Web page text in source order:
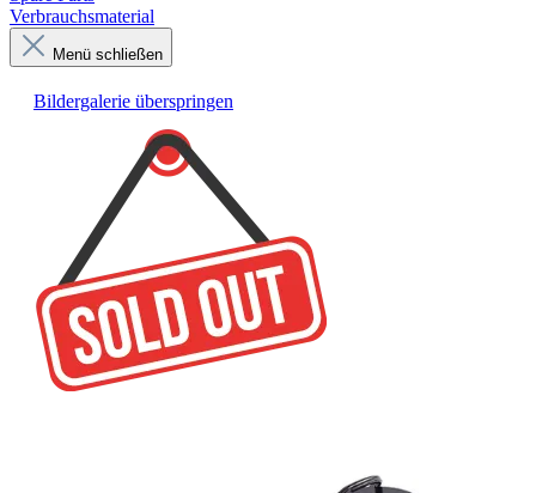
Verbrauchsmaterial
Menü schließen
Bildergalerie überspringen